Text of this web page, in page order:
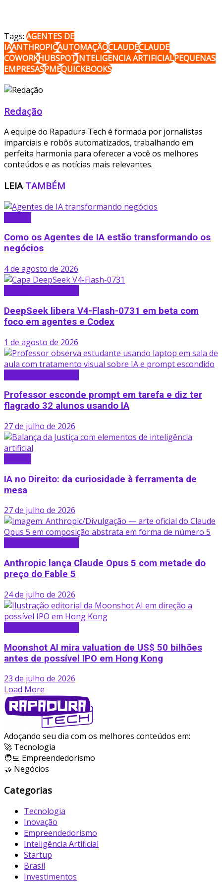
Tags: AGENTES DE
IAANTHROPICAUTOMAÇÃOCLAUDECLAUDE
COWORKHUBSPOTINTELIGENCIA ARTIFICIALPEQUENAS
EMPRESASPMEQUICKBOOKS
Redação
A equipe do Rapadura Tech é formada por jornalistas
imparciais e robôs automatizados, trabalhando em
perfeita harmonia para oferecer a você os melhores
conteúdos e as notícias mais relevantes.
LEIA TAMBÉM
Como os Agentes de IA estão transformando os
negócios
4 de agosto de 2026
DeepSeek libera V4-Flash-0731 em beta com
foco em agentes e Codex
1 de agosto de 2026
Professor esconde prompt em tarefa e diz ter
flagrado 32 alunos usando IA
27 de julho de 2026
IA no Direito: da curiosidade à ferramenta de
mesa
27 de julho de 2026
Anthropic lança Claude Opus 5 com metade do
preço do Fable 5
24 de julho de 2026
Moonshot AI mira valuation de US$ 50 bilhões
antes de possível IPO em Hong Kong
23 de julho de 2026
Load More
Adoçando seu dia com os melhores conteúdos em:
🚀 Tecnologia
🧑‍💻 Empreendedorismo
🤝 Negócios
Categorias
Tecnologia
Inovação
Empreendedorismo
Inteligência Artificial
Startup
Brasil
Investimentos